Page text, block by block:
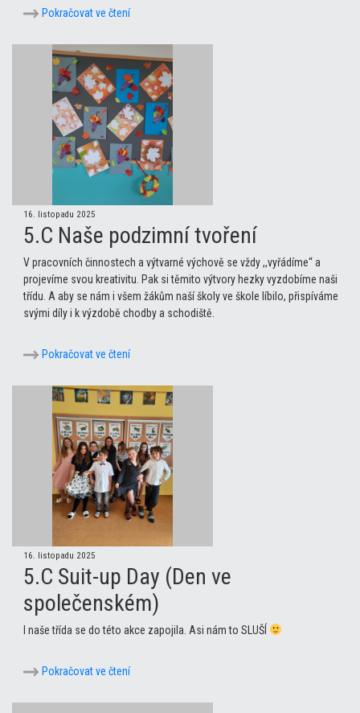
Pokračovat ve čtení
16. listopadu 2025
5.C Naše podzimní tvoření
V pracovních činnostech a výtvarné výchově se vždy ,,vyřádíme“ a
projevíme svou kreativitu. Pak si těmito výtvory hezky vyzdobíme naši
třídu. A aby se nám i všem žákům naší školy ve škole líbilo, přispíváme
svými díly i k výzdobě chodby a schodiště.
Pokračovat ve čtení
16. listopadu 2025
5.C Suit-up Day (Den ve
společenském)
I naše třída se do této akce zapojila. Asi nám to SLUŠÍ
Pokračovat ve čtení